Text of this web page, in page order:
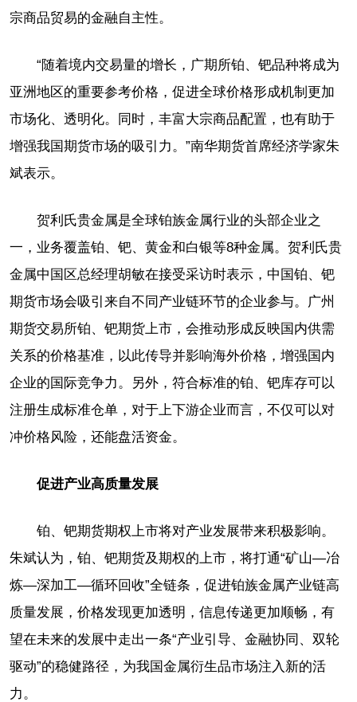
宗商品贸易的金融自主性。
“随着境内交易量的增长，广期所铂、钯品种将成为
亚洲地区的重要参考价格，促进全球价格形成机制更加
市场化、透明化。同时，丰富大宗商品配置，也有助于
增强我国期货市场的吸引力。”南华期货首席经济学家朱
斌表示。
贺利氏贵金属是全球铂族金属行业的头部企业之
一，业务覆盖铂、钯、黄金和白银等8种金属。贺利氏贵
金属中国区总经理胡敏在接受采访时表示，中国铂、钯
期货市场会吸引来自不同产业链环节的企业参与。广州
期货交易所铂、钯期货上市，会推动形成反映国内供需
关系的价格基准，以此传导并影响海外价格，增强国内
企业的国际竞争力。另外，符合标准的铂、钯库存可以
注册生成标准仓单，对于上下游企业而言，不仅可以对
冲价格风险，还能盘活资金。
促进产业高质量发展
铂、钯期货期权上市将对产业发展带来积极影响。
朱斌认为，铂、钯期货及期权的上市，将打通“矿山—冶
炼—深加工—循环回收”全链条，促进铂族金属产业链高
质量发展，价格发现更加透明，信息传递更加顺畅，有
望在未来的发展中走出一条“产业引导、金融协同、双轮
驱动”的稳健路径，为我国金属衍生品市场注入新的活
力。